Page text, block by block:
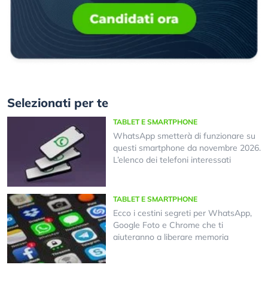
Selezionati per te
TABLET E SMARTPHONE
WhatsApp smetterà di funzionare su
questi smartphone da novembre 2026.
L’elenco dei telefoni interessati
TABLET E SMARTPHONE
Ecco i cestini segreti per WhatsApp,
Google Foto e Chrome che ti
aiuteranno a liberare memoria